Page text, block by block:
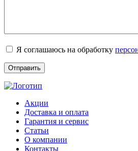
Я соглашаюсь на обработку
Акции
Доставка и оплата
Гарантия и сервис
Статьи
О компании
Контакты